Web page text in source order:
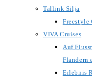
Tallink Silja
Freestyle
VIVA Cruises
Auf
Flandern
Erlebnis